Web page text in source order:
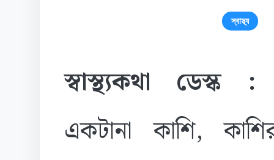
স্বাস্থ্য
স্বাস্থ্যকথা
একটানা কাশি,